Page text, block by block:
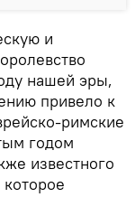
и
нашей эры,
привело к
римские
годом
известного